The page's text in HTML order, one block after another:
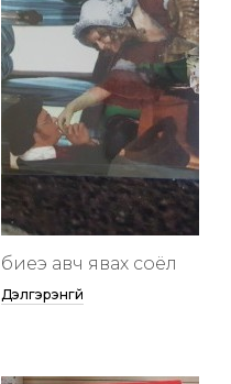
биеэ авч явах соёл
Дэлгэрэнгүй